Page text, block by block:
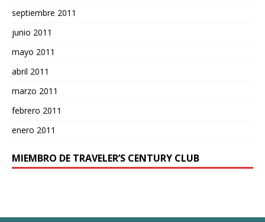
septiembre 2011
junio 2011
mayo 2011
abril 2011
marzo 2011
febrero 2011
enero 2011
MIEMBRO DE TRAVELER’S CENTURY CLUB